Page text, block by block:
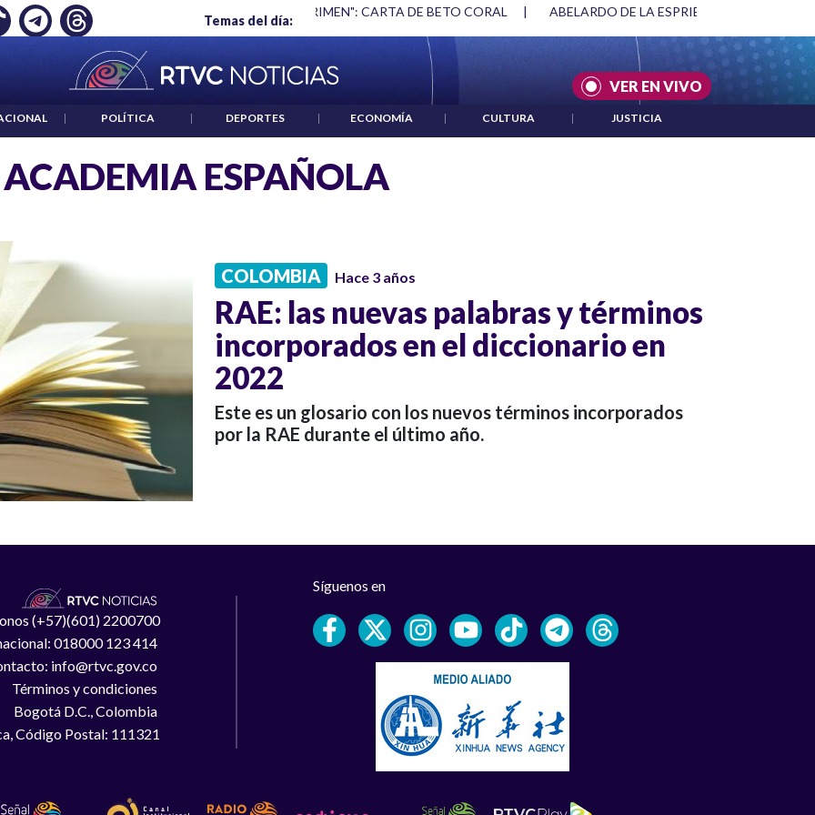
Temas del día:
EMPLEO: JP MORGAN "HABLAR NO ES UN CRIMEN": CARTA DE BETO CORAL | ABELARDO DE LA ESPRIELLA Y DMG
VER EN VIVO
| POLÍTICA | DEPORTES | ECONOMÍA | CULTURA | JUSTICIA
ESPAÑOLA
COLOMBIA Hace 3 años
RAE: las nuevas palabras y términos
incorporados en el diccionario en
2022
Este es un glosario con los nuevos términos incorporados
por la RAE durante el último año.
(+57)(601) 2200700
018000 123 414
info@rtvc.gov.co
Términos y condiciones
Bogotá D.C., Colombia
Código Postal: 111321
Síguenos en